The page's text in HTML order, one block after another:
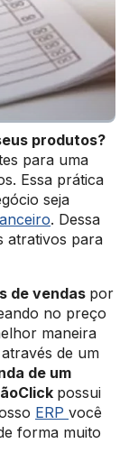
produtos?
para uma
Essa prática
seja
. Dessa
atrativos para
de vendas por
no preço
maneira
de um
de um
possui
ERP você
forma muito